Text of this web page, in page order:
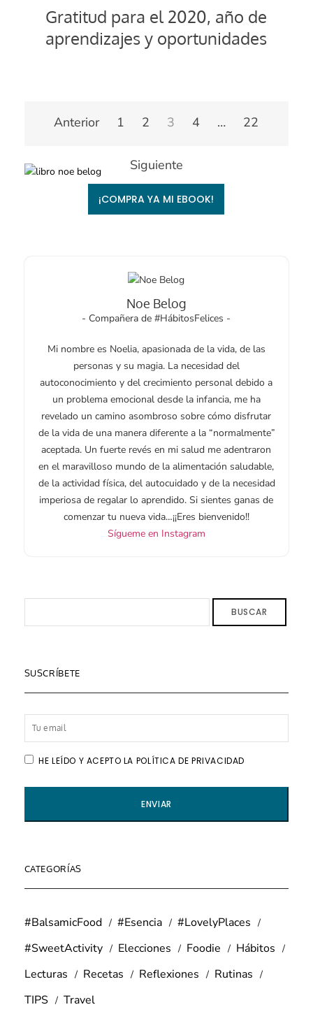
Gratitud para el 2020, año de
aprendizajes y oportunidades
Anterior 1 2 3 4 … 22
Siguiente
¡COMPRA YA MI EBOOK!
Noe Belog
- Compañera de #HábitosFelices -
Mi nombre es Noelia, apasionada de la vida, de las
personas y su magia. La necesidad del
autoconocimiento y del crecimiento personal debido a
un problema emocional desde la infancia, me ha
revelado un camino asombroso sobre cómo disfrutar
de la vida de una manera diferente a la “normalmente”
aceptada. Un fuerte revés en mi salud me adentraron
en el maravilloso mundo de la alimentación saludable,
de la actividad física, del autocuidado y de la necesidad
imperiosa de regalar lo aprendido. Si sientes ganas de
comenzar tu nueva vida…¡¡Eres bienvenido!!
Sígueme en Instagram
BUSCAR
SUSCRÍBETE
HE LEÍDO Y ACEPTO LA POLÍTICA DE PRIVACIDAD
CATEGORÍAS
#BalsamicFood #Esencia
#LovelyPlaces
#SweetActivity
Elecciones Foodie
Hábitos
Lecturas
Recetas Reflexiones
Rutinas
TIPS
Travel